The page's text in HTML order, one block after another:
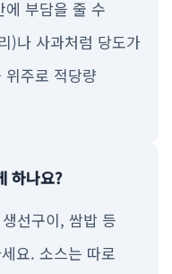
에 부담을 줄 수
)나 사과처럼 당도가
주로 적당량
하나요?
선구이, 쌈밥 등
요. 소스는 따로